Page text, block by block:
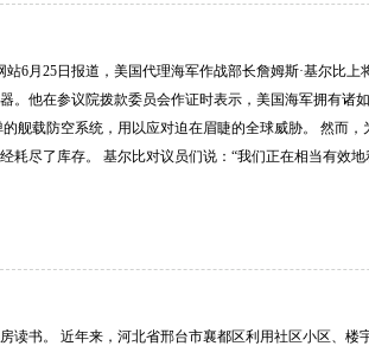
6月25日报道，美国代理海军作战部长詹姆斯·基尔比上
。他在参议院拨款委员会作证时表示，美国海军拥有诸
舰载防空系统，用以应对迫在眉睫的全球威胁。 然而，
耗尽了库存。 基尔比对议员们说：“我们正在相当有效
读书。 近年来，河北省邢台市襄都区利用社区小区、楼